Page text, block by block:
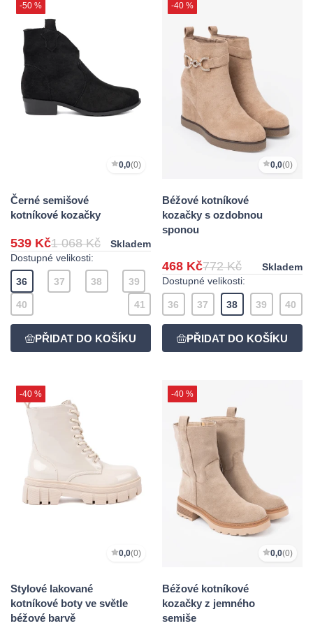
-50 %
0,0(0)
Černé semišové
kotníkové kozačky
539 Kč1 068 Kč
Skladem
Dostupné velikosti:
36 37 38 39
40 41
-40 %
0,0(0)
Béžové kotníkové
kozačky s ozdobnou
sponou
468 Kč772 Kč
Skladem
Dostupné velikosti:
36 37 38 39 40
-40 %
0,0(0)
Stylové lakované
kotníkové boty ve světle
béžové barvě
-40 %
0,0(0)
Béžové kotníkové
kozačky z jemného
semiše